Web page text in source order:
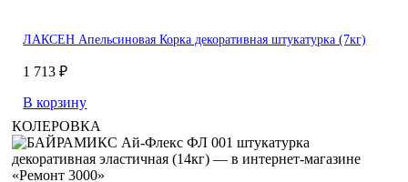
ЛАКСЕН Апельсиновая Корка декоративная штукатурка (7кг)
1 713 ₽
В корзину
КОЛЕРОВКА